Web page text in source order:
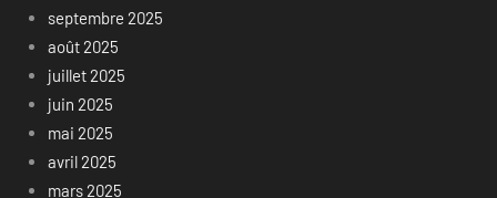
septembre 2025
août 2025
juillet 2025
juin 2025
mai 2025
avril 2025
mars 2025